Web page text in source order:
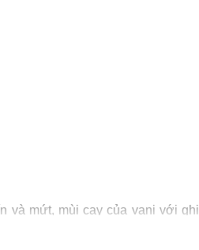
và mứt, mùi cay của vani với ghi
hợp với pho mát lâu năm, thịt